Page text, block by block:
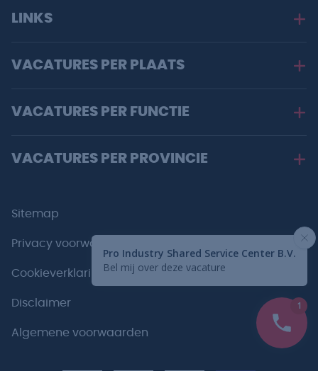
LINKS
VACATURES PER PLAATS
VACATURES PER FUNCTIE
VACATURES PER PROVINCIE
Sitemap
Privacy voorwaarden
Cookieverklaring
Disclaimer
Algemene voorwaarden